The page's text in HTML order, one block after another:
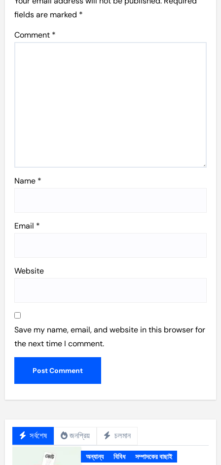
fields are marked *
Comment *
Name *
Email *
Website
Save my name, email, and website in this browser for
the next time I comment.
সর্বশেষ জনপ্রিয় চলমান
অন্যান্য বিবিধ সম্পাদকের বাছাই